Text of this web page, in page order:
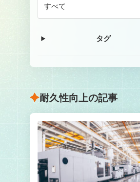
タグ
耐久性向上の記事